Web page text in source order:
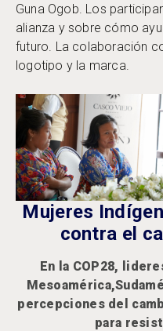
Guna Ogob. Los
alianza y sobre cómo
futuro. La colaboración
logotipo y la marca.
Mujeres
contra el
En la COP28,
percepciones del
para